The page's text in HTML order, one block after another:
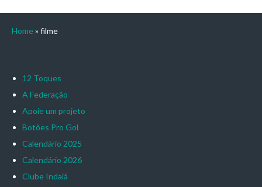
Home » filme
12 Toques
A Federação
Apoie um projeto
Botões Pro Gol
Calendário 2025
Calendário 2026
Clube Indaiá